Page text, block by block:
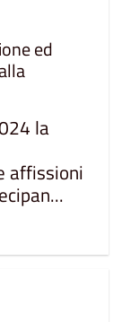
ed
la
affissioni